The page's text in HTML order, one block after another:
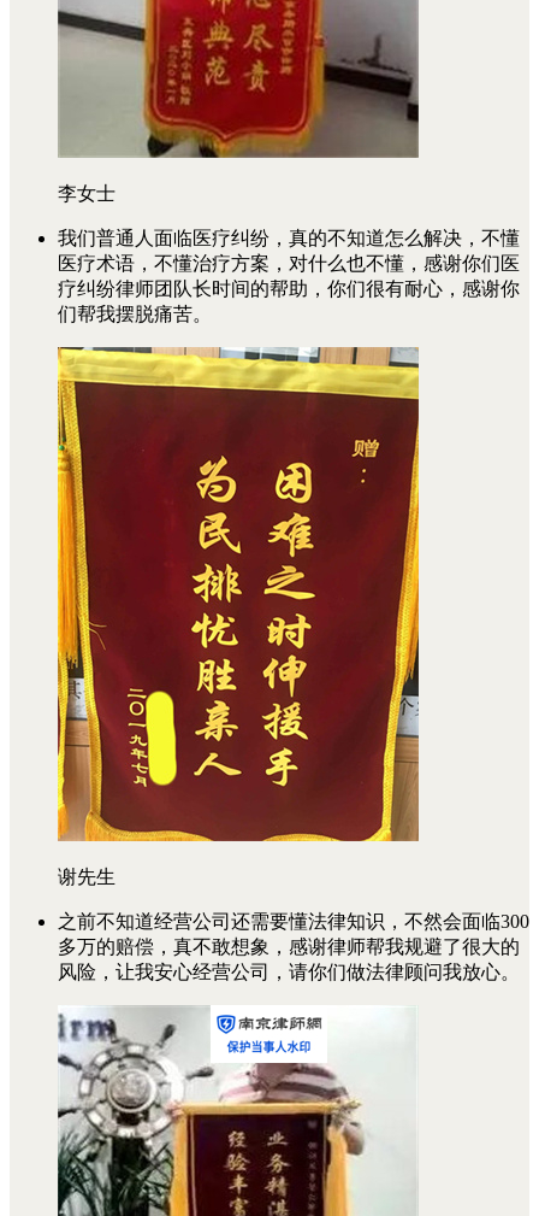
李女士
我们普通人面临医疗纠纷，真的不知道怎么解决，不懂
医疗术语，不懂治疗方案，对什么也不懂，感谢你们医
疗纠纷律师团队长时间的帮助，你们很有耐心，感谢你
们帮我摆脱痛苦。
谢先生
之前不知道经营公司还需要懂法律知识，不然会面临300
多万的赔偿，真不敢想象，感谢律师帮我规避了很大的
风险，让我安心经营公司，请你们做法律顾问我放心。